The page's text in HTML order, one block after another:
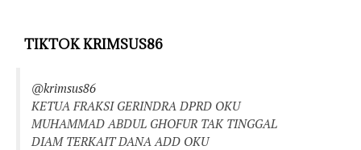
TIKTOK KRIMSUS86
@krimsus86
KETUA FRAKSI GERINDRA DPRD OKU
MUHAMMAD ABDUL GHOFUR TAK TINGGAL
DIAM TERKAIT DANA ADD OKU